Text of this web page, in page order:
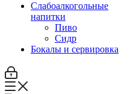
Слабоалкогольные
напитки
Пиво
Сидр
Бокалы и сервировка